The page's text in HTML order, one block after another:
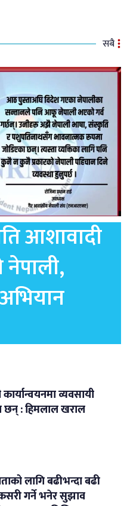
सबै
आशावादी
व्यवसायी
छन् : हिमलाल खराल
लागि बढीभन्दा बढी
गर्ने भनेर सुझाव